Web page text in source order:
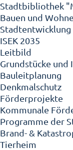
Stadtbibliothek
Bauen und
Stadtentwicklung
ISEK 2035
Leitbild
Grundstücke und
Bauleitplanung
Denkmalschutz
Förderprojekte
Kommunale
Programme der
Brand- &
Tierheim